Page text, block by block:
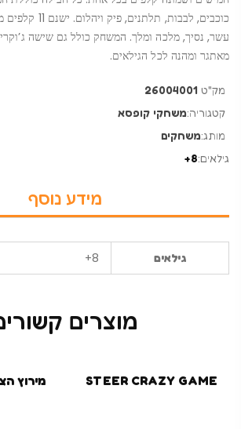
כוכבים, לבבות,
עשר, נסיך, מלכה ומלך. המשחק כולל גם שישה
מאתגר ומהנה לכל הגילאים.
מק"ט 26004001
קטגוריה:משחקי קופסא
מותג:משחקים
גילאים:8+
מידע נוסף
גילאים 8+
מוצרים
STEER CRAZY GAME מירוץ